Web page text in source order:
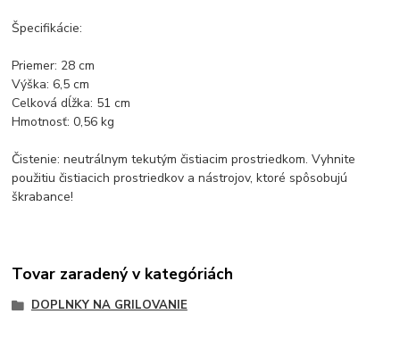
Špecifikácie:
Priemer: 28 cm
Výška: 6,5 cm
Celková dĺžka: 51 cm
Hmotnosť: 0,56 kg
Čistenie: neutrálnym tekutým čistiacim prostriedkom. Vyhnite
použitiu čistiacich prostriedkov a nástrojov, ktoré spôsobujú
škrabance!
Tovar zaradený v kategóriách
DOPLNKY NA GRILOVANIE